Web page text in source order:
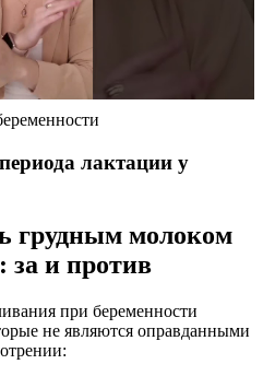
лактации у
грудным молоком
за и против
при беременности
не являются оправданными